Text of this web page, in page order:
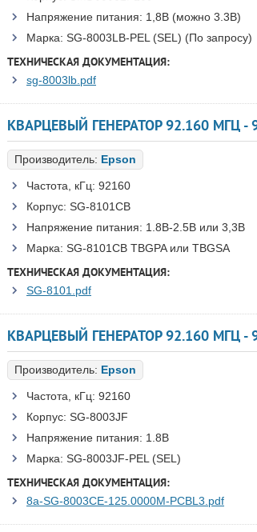
Напряжение питания: 1,8В (можно 3.3В)
Марка: SG-8003LB-PEL (SEL) (По запросу)
ТЕХНИЧЕСКАЯ ДОКУМЕНТАЦИЯ:
sg-8003lb.pdf
Производитель: Epson
Частота, кГц: 92160
Корпус: SG-8101CB
Напряжение питания: 1.8В-2.5B или 3,3B
Марка: SG-8101CB TBGPA или TBGSA
ТЕХНИЧЕСКАЯ ДОКУМЕНТАЦИЯ:
SG-8101.pdf
КВАРЦЕВЫЙ ГЕНЕРАТОР 92.160 МГЦ -
Производитель: Epson
Частота, кГц: 92160
Корпус: SG-8003JF
Напряжение питания: 1.8В
Марка: SG-8003JF-PEL (SEL)
ТЕХНИЧЕСКАЯ ДОКУМЕНТАЦИЯ:
8a-SG-8003CE-125.0000M-PCBL3.pdf